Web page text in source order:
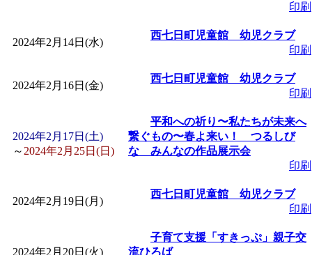
印刷
2024年2月14日(水)
西七日町児童館 幼児クラブ
印刷
2024年2月16日(金)
西七日町児童館 幼児クラブ
印刷
2024年2月17日(土)
～ 2024年2月25日(日)
平和への祈り〜私たちが未来へ
繋ぐもの〜春よ来い！ つるしび
な みんなの作品展示会
印刷
2024年2月19日(月)
西七日町児童館 幼児クラブ
印刷
2024年2月20日(火)
子育て支援「すきっぷ」親子交
流ひろば